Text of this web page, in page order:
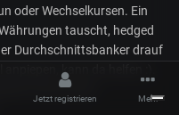
oder Wechselkursen. Ein
tauscht, hedged
Durchschnittsbanker drauf
kann da helfen :).
und aus der
Jetzt registrieren Mehr